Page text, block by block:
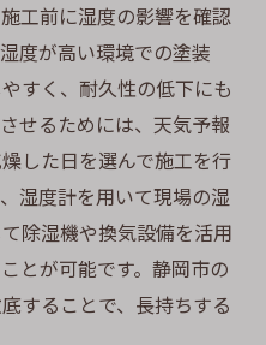
外壁点検のタイミング
その頻度
ポイント
劣化サイン
検方法
のメリット
改善策
壁塗装の選び方ガイド
工前に湿度の影響を確認
度が高い環境での塗装
すく、耐久性の低下にも
せるためには、天気予報
した日を選んで施工を行
湿度計を用いて現場の湿
除湿機や換気設備を活用
とが可能です。静岡市の
することで、長持ちする